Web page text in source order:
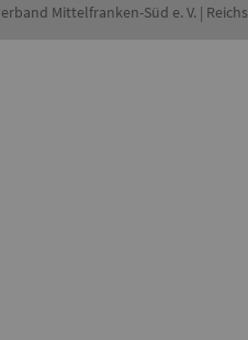
Mittelfranken-Süd e. V. |